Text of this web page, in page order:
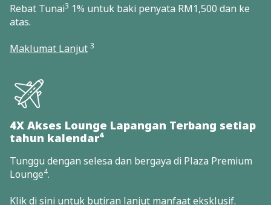
Rebat Tunai3 1% untuk baki penyata RM1,500 dan ke
atas.
Maklumat Lanjut 3
4X Akses Lounge Lapangan Terbang setiap
tahun kalendar⁴
Tunggu dengan selesa dan bergaya di Plaza Premium
Lounge4.
Klik disini untuk butiran lanjut manfaat eksklusif.